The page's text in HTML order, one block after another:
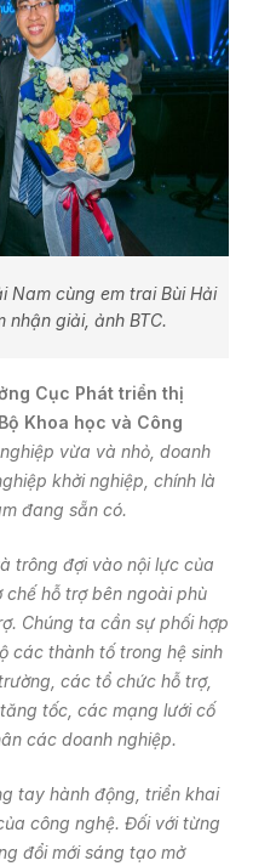
Nam cùng em trai Bùi Hải
nhận giải, ảnh BTC.
Cục Phát triển thị
Khoa học và Công
vừa và nhỏ, doanh
khởi nghiệp, chính là
đang sẵn có.
trông đợi vào nội lực của
hỗ trợ bên ngoài phù
Chúng ta cần sự phối hợp
các thành tố trong hệ sinh
các tổ chức hỗ trợ,
tốc, các mạng lưới cố
các doanh nghiệp.
tay hành động, triển khai
công nghệ. Đối với từng
đổi mới sáng tạo mở